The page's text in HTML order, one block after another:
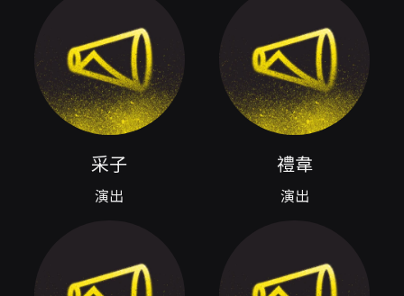
（VISA/MASTER/JCB）與 ATM 虛擬帳號；全
家便利商店取票/取票手續詳見 KKTIX 說明。 身
心障礙票券 - 身心障礙票僅限於 KKTIX 網站購
票，購票前須完成「身心障礙者身份認證」，每
位身心障礙者（含必要陪同者）限購最多2張，入
場需出示有效身心障礙證明正本。 其他連結 - 購
https://kktix.com/events/iklrgs/registrations/
- 活動頁（來源）：
https://holoanping.kktix.cc/events/iklrgs -
注意事項
采子
演出
禮韋
演出